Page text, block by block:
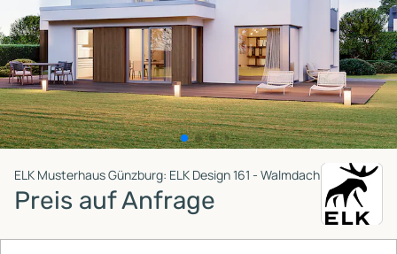
ELK Musterhaus Günzburg: ELK Design 161 - Walmdach
Preis auf Anfrage